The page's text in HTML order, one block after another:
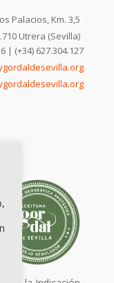
Palacios, Km. 3,5
Utrera (Sevilla)
| (+34) 627.304.127